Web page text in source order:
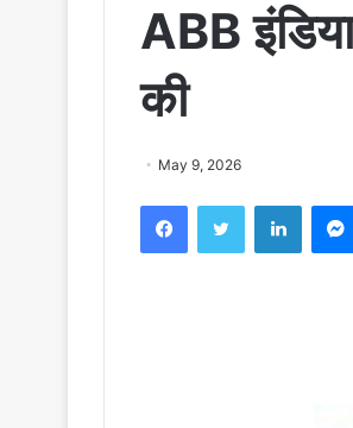
ABB
की
May 9, 2026
FacebookTwitter